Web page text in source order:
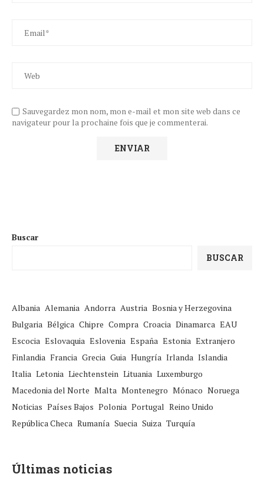
Sauvegardez mon nom, mon e-mail et mon site web dans ce
navigateur pour la prochaine fois que je commenterai.
Buscar
BUSCAR
Albania Alemania Andorra Austria Bosnia y Herzegovina
Bulgaria Bélgica Chipre Compra Croacia Dinamarca EAU
Escocia Eslovaquia Eslovenia España Estonia Extranjero
Finlandia Francia Grecia Guia Hungría Irlanda Islandia
Italia Letonia Liechtenstein Lituania Luxemburgo
Macedonia del Norte Malta Montenegro Mónaco Noruega
Noticias Países Bajos Polonia Portugal Reino Unido
República Checa Rumanía Suecia Suiza Turquía
Últimas noticias